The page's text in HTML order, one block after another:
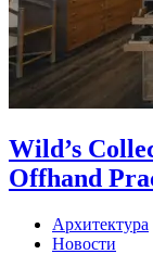
Wild’s
Offhand
Архитектура
Новости